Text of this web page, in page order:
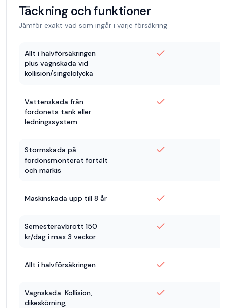
Täckning och funktioner
Jämför exakt vad som ingår i varje försäkring
Allt i halvförsäkringen
plus vagnskada vid
kollision/singelolycka
Vattenskada från
fordonets tank eller
ledningssystem
Stormskada på
fordonsmonterat förtält
och markis
Maskinskada upp till 8 år
Semesteravbrott 150
kr/dag i max 3 veckor
Allt i halvförsäkringen
Vagnskada: Kollision,
dikeskörning,